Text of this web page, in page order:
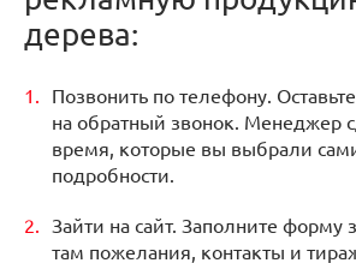
дерева:
Позвонить по телефону.
на обратный звонок. Менеджер
время, которые вы выбрали
подробности.
Зайти на сайт. Заполните форму
там пожелания, контакты и